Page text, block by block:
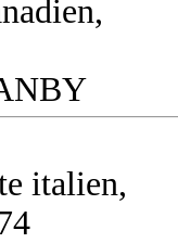
italien,